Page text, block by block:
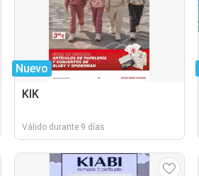
Nuevo
KIK
Válido durante 9 días